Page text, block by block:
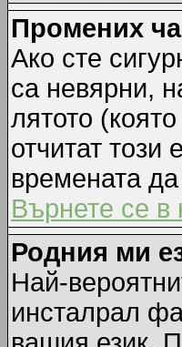
Промених
Ако сте
са невярни,
лятото
отчитат
времената
Върнете се в
Родния ми
Най-
инсталрал